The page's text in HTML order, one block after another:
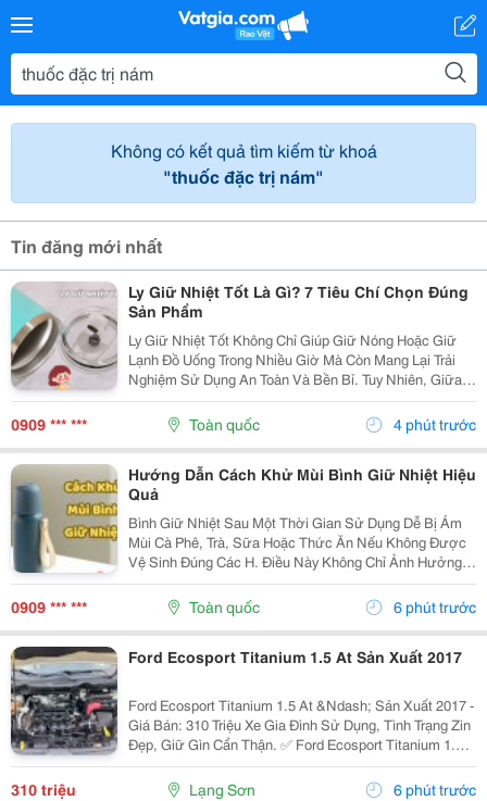
Không có kết quả tìm kiếm từ khoá
"thuốc đặc trị nám"
Tin đăng mới nhất
Ly Giữ Nhiệt Tốt Là Gì? 7 Tiêu Chí Chọn Đúng
Sản Phẩm
Ly Giữ Nhiệt Tốt Không Chỉ Giúp Giữ Nóng Hoặc Giữ
Lạnh Đồ Uống Trong Nhiều Giờ Mà Còn Mang Lại Trải
Nghiệm Sử Dụng An Toàn Và Bền Bỉ. Tuy Nhiên, Giữa
Hàng Trăm Mẫu Mã Trên Thị Trường, Không Phải Sản
Phẩm Nào Cũng Đáp Ứng Được Chất Lượng Như Mong
0909 *** *** Toàn quốc 4 phút trước
Hướng Dẫn Cách Khử Mùi Bình Giữ Nhiệt Hiệu
Quả
Bình Giữ Nhiệt Sau Một Thời Gian Sử Dụng Dễ Bị Ám
Mùi Cà Phê, Trà, Sữa Hoặc Thức Ăn Nếu Không Được
Vệ Sinh Đúng Các H. Điều Này Không Chỉ Ảnh Hưởng
Đến Hương Vị Đồ Uống Mà Còn Gây Mất Vệ Sinh. Hãy
Cùng Tìm Hiểu Những Cách Khử Mùi Bình Giữ Nhiệt
0909 *** *** Toàn quốc 6 phút trước
Ford Ecosport Titanium 1.5 At Sản Xuất 2017
Ford Ecosport Titanium 1.5 At &Ndash; Sản Xuất 2017 -
Giá Bán: 310 Triệu Xe Gia Đình Sử Dụng, Tình Trạng Zin
Đẹp, Giữ Gìn Cẩn Thận. ✅ Ford Ecosport Titanium 1.5L
&Ndash; Số Tự Động ✅ Sản Xuất Năm 2017 ✅ Xe Zin
Nguyên Bản ✅ Không Đâm Đụng ✅...
310 triệu Lạng Sơn 6 phút trước